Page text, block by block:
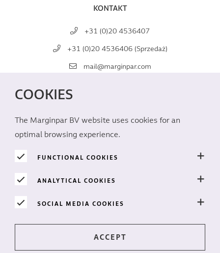
COOKIES
The Marginpar BV website uses cookies for an
optimal browsing experience.
FUNCTIONAL COOKIES
ANALYTICAL COOKIES
SOCIAL MEDIA COOKIES
KONTAKT
+31 (0)20 4536407
+31 (0)20 4536406 (Sprzedaż)
mail@marginpar.com
SPOŁECZNOŚCIOWE
Zastrzeżenie